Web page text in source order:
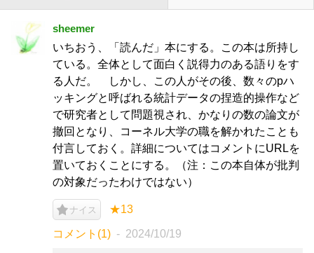
sheemer
いちおう、「読んだ」本にする。この本は所持し
ている。全体として面白く説得力のある語りをす
る人だ。 しかし、この人がその後、数々のpハ
ッキングと呼ばれる統計データの捏造的操作など
で研究者として問題視され、かなりの数の論文が
撤回となり、コーネル大学の職を解かれたことも
付言しておく。詳細についてはコメントにURLを
置いておくことにする。（注：この本自体が批判
の対象だったわけではない）
ナイス ★13
コメント(1) 2024/10/19